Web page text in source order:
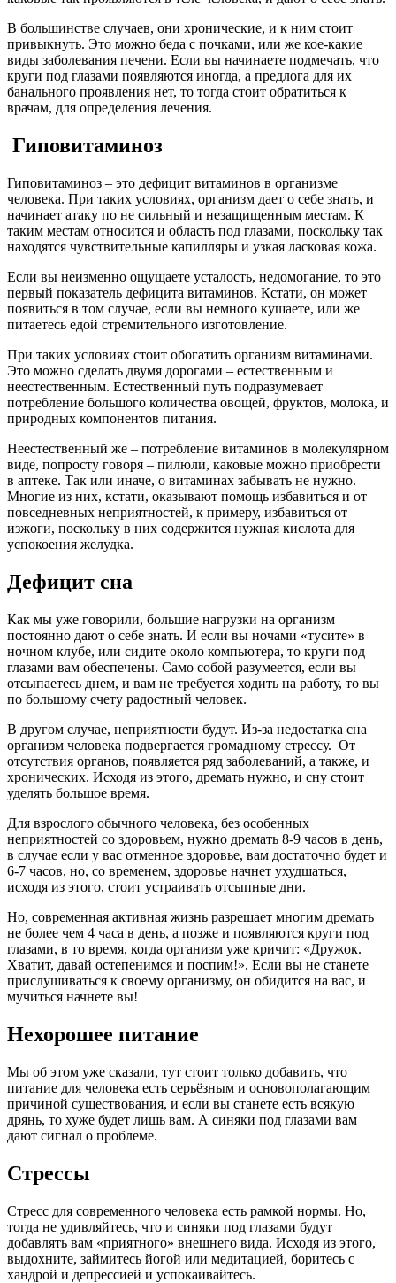
В большинстве случаев, они хронические, и к ним стоит
привыкнуть. Это можно беда с почками, или же кое-какие
виды заболевания печени. Если вы начинаете подмечать, что
круги под глазами появляются иногда, а предлога для их
банального проявления нет, то тогда стоит обратиться к
врачам, для определения лечения.
Гиповитаминоз
Гиповитаминоз – это дефицит витаминов в организме
человека. При таких условиях, организм дает о себе знать, и
начинает атаку по не сильный и незащищенным местам. К
таким местам относится и область под глазами, поскольку так
находятся чувствительные капилляры и узкая ласковая кожа.
Если вы неизменно ощущаете усталость, недомогание, то это
первый показатель дефицита витаминов. Кстати, он может
появиться в том случае, если вы немного кушаете, или же
питаетесь едой стремительного изготовление.
При таких условиях стоит обогатить организм витаминами.
Это можно сделать двумя дорогами – естественным и
неестественным. Естественный путь подразумевает
потребление большого количества овощей, фруктов, молока, и
природных компонентов питания.
Неестественный же – потребление витаминов в молекулярном
виде, попросту говоря – пилюли, каковые можно приобрести
в аптеке. Так или иначе, о витаминах забывать не нужно.
Многие из них, кстати, оказывают помощь избавиться и от
повседневных неприятностей, к примеру, избавиться от
изжоги, поскольку в них содержится нужная кислота для
успокоения желудка.
Дефицит сна
Как мы уже говорили, большие нагрузки на организм
постоянно дают о себе знать. И если вы ночами «тусите» в
ночном клубе, или сидите около компьютера, то круги под
глазами вам обеспечены. Само собой разумеется, если вы
отсыпаетесь днем, и вам не требуется ходить на работу, то вы
по большому счету радостный человек.
В другом случае, неприятности будут. Из-за недостатка сна
организм человека подвергается громадному стрессу. От
отсутствия органов, появляется ряд заболеваний, а также, и
хронических. Исходя из этого, дремать нужно, и сну стоит
уделять большое время.
Для взрослого обычного человека, без особенных
неприятностей со здоровьем, нужно дремать 8-9 часов в день,
в случае если у вас отменное здоровье, вам достаточно будет и
6-7 часов, но, со временем, здоровье начнет ухудшаться,
исходя из этого, стоит устраивать отсыпные дни.
Но, современная активная жизнь разрешает многим дремать
не более чем 4 часа в день, а позже и появляются круги под
глазами, в то время, когда организм уже кричит: «Дружок.
Хватит, давай остепенимся и поспим!». Если вы не станете
прислушиваться к своему организму, он обидится на вас, и
мучиться начнете вы!
Нехорошее питание
Мы об этом уже сказали, тут стоит только добавить, что
питание для человека есть серьёзным и основополагающим
причиной существования, и если вы станете есть всякую
дрянь, то хуже будет лишь вам. А синяки под глазами вам
дают сигнал о проблеме.
Стрессы
Стресс для современного человека есть рамкой нормы. Но,
тогда не удивляйтесь, что и синяки под глазами будут
добавлять вам «приятного» внешнего вида. Исходя из этого,
выдохните, займитесь йогой или медитацией, боритесь с
хандрой и депрессией и успокаивайтесь.